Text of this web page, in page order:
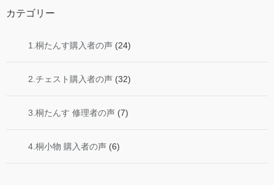
カテゴリー
1.桐たんす購入者の声 (24)
2.チェスト購入者の声 (32)
3.桐たんす 修理者の声 (7)
4.桐小物 購入者の声 (6)